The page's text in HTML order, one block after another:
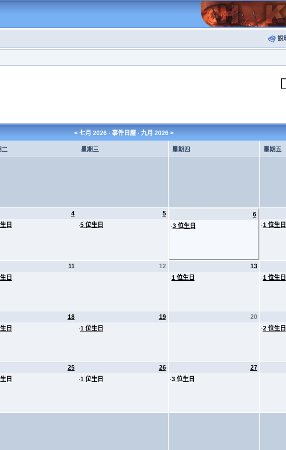
說
<七月 2026 · 事件日曆 ·九月 2026 >
二 星期三 星期四 星期五
4
日
5
·5 位生日
6
·3 位生日
·1 位生日
11
日
12
13
·1 位生日
·1 位生日
18
日
19
·1 位生日
20
·2 位生日
25
日
26
·1 位生日
27
·3 位生日